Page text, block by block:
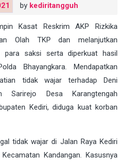
by kediritangguh
Kasat Reskrim AKP Rizkika
Olah TKP dan melanjutkan
para saksi serta diperkuat hasil
Bhayangkara. Mendapatkan
tidak wajar terhadap Deni
Sarirejo Desa Karangtengah
Kediri, diduga kuat korban
tidak wajar di Jalan Raya Kediri
Kandangan. Kasusnya